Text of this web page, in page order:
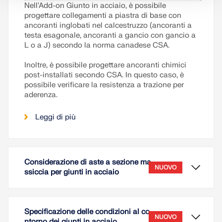
Nell'Add-on Giunto in acciaio, è possibile
progettare collegamenti a piastra di base con
ancoranti inglobati nel calcestruzzo (ancoranti a
testa esagonale, ancoranti a gancio con gancio a
L o a J) secondo la norma canadese CSA.
Inoltre, è possibile progettare ancoranti chimici
post-installati secondo CSA. In questo caso, è
possibile verificare la resistenza a trazione per
aderenza.
Leggi di più
Considerazione di aste a sezione ma
ssiccia per giunti in acciaio
NUOVO
Specificazione delle condizioni al co
NUOVO